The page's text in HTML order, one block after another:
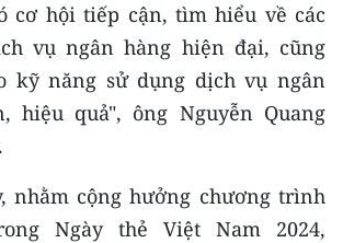
cơ hội tiếp cận, tìm hiểu về các
vụ ngân hàng hiện đại, cũng
kỹ năng sử dụng dịch vụ ngân
hiệu quả", ông Nguyễn Quang
nhằm cộng hưởng chương trình
Ngày thẻ Việt Nam 2024,